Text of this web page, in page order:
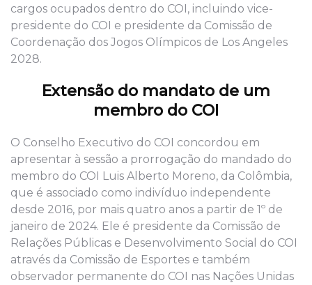
cargos ocupados dentro do COI, incluindo vice-
presidente do COI e presidente da Comissão de
Coordenação dos Jogos Olímpicos de Los Angeles
2028.
Extensão do mandato de um
membro do COI
O Conselho Executivo do COI concordou em
apresentar à sessão a prorrogação do mandado do
membro do COI Luis Alberto Moreno, da Colômbia,
que é associado como indivíduo independente
desde 2016, por mais quatro anos a partir de 1º de
janeiro de 2024. Ele é presidente da Comissão de
Relações Públicas e Desenvolvimento Social do COI
através da Comissão de Esportes e também
observador permanente do COI nas Nações Unidas